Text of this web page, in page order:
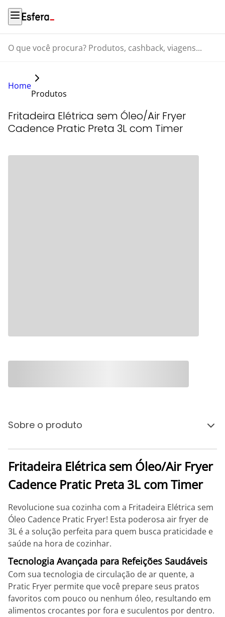
O que você procura? Produtos, cashback, viagens...
Home
Produtos
Fritadeira Elétrica sem Óleo/Air Fryer
Cadence Pratic Preta 3L com Timer
Sobre o produto
Fritadeira Elétrica sem Óleo/Air Fryer
Cadence Pratic Preta 3L com Timer
Revolucione sua cozinha com a Fritadeira Elétrica sem
Óleo Cadence Pratic Fryer! Esta poderosa air fryer de
3L é a solução perfeita para quem busca praticidade e
saúde na hora de cozinhar.
Tecnologia Avançada para Refeições Saudáveis
Com sua tecnologia de circulação de ar quente, a
Pratic Fryer permite que você prepare seus pratos
favoritos com pouco ou nenhum óleo, resultando em
alimentos crocantes por fora e suculentos por dentro.